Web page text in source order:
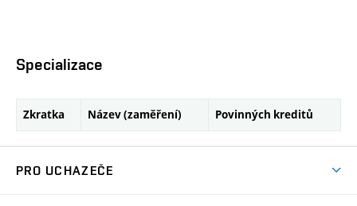
Specializace
Zkratka Název (zaměření) Povinných kreditů
PRO UCHAZEČE